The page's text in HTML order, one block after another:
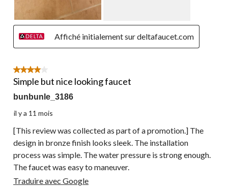
Affiché initialement sur deltafaucet.com
4 étoile(s) sur 5.
Simple but nice looking faucet
bunbunle_3186
il y a 11 mois
[This review was collected as part of a promotion.] The
design in bronze finish looks sleek. The installation
process was simple. The water pressure is strong enough.
The faucet was easy to maneuver.
Traduire avec Google